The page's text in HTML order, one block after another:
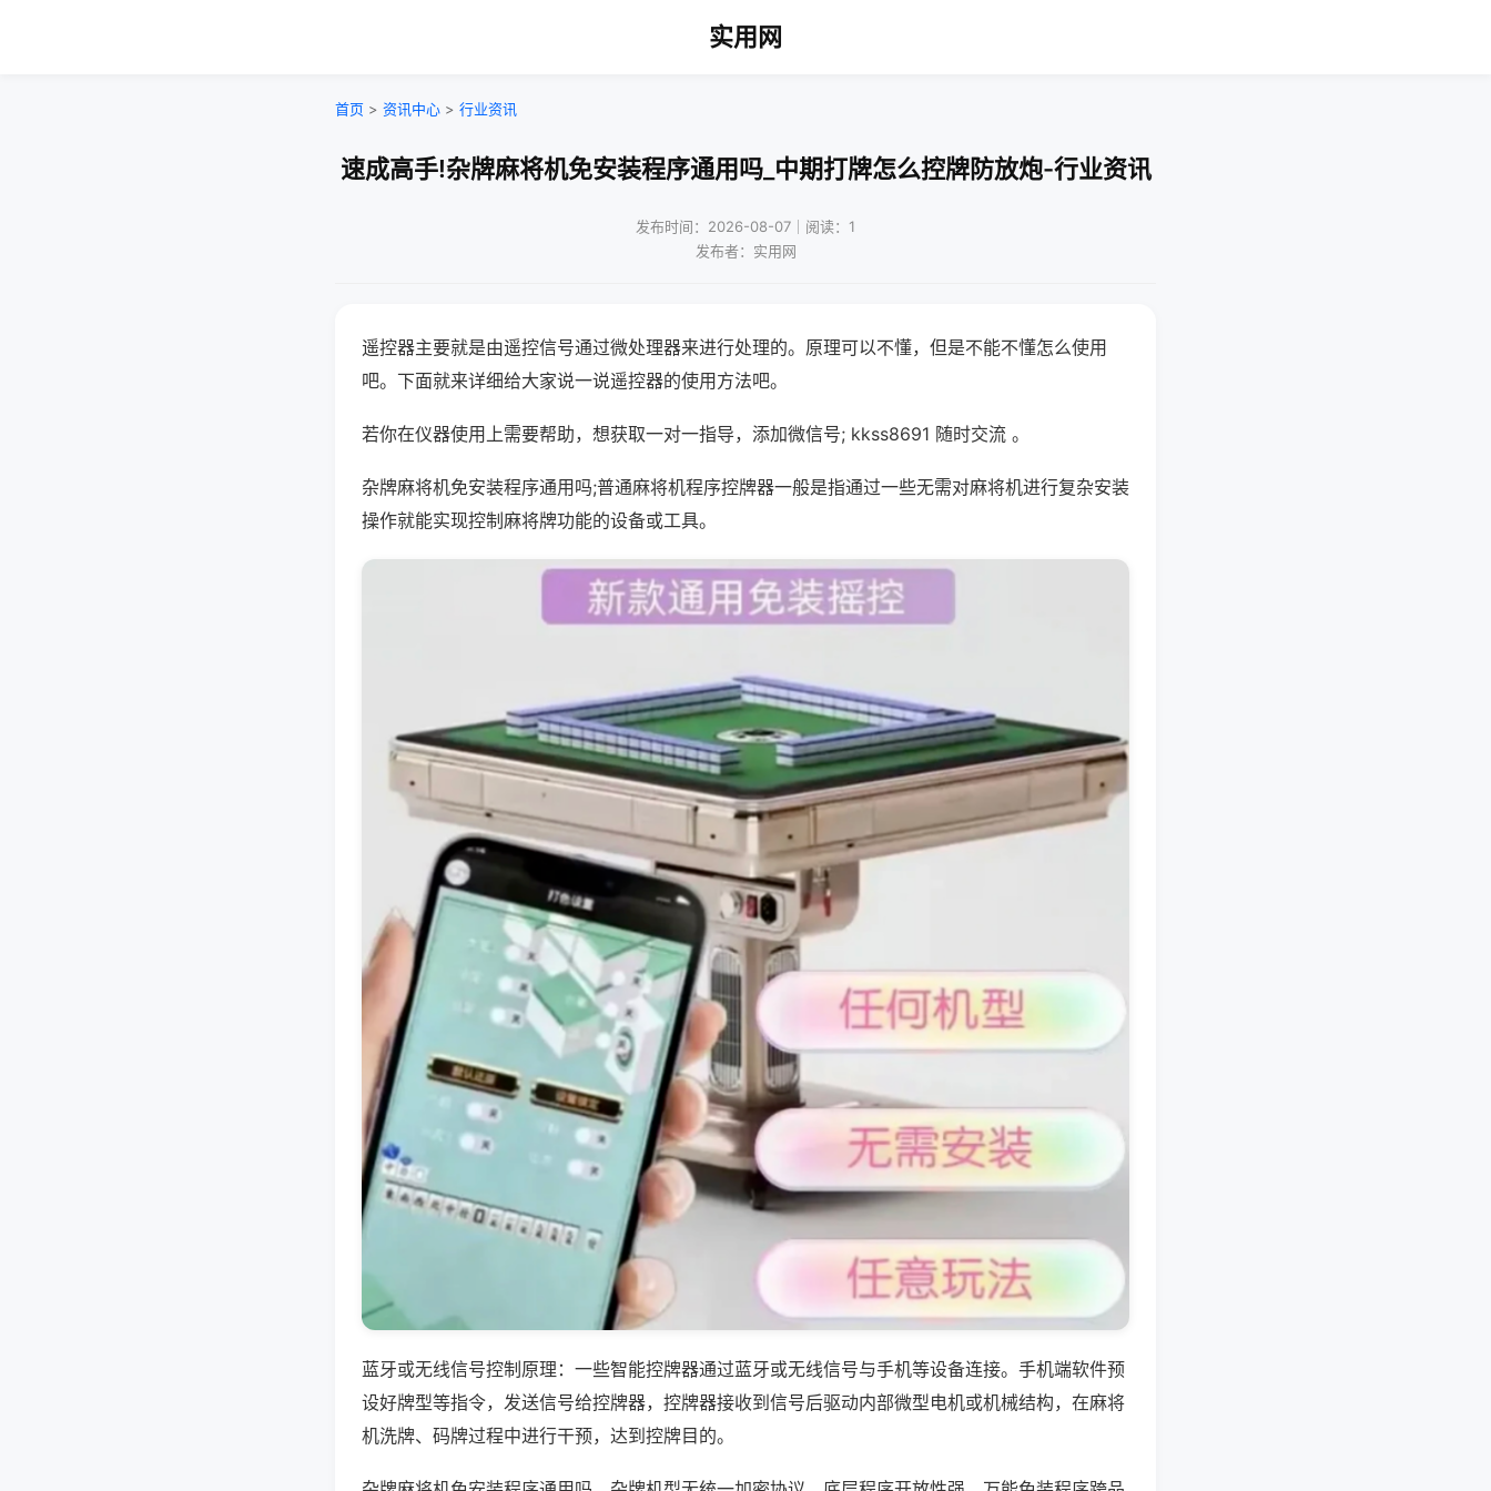
实用网
首页 > 资讯中心 > 行业资讯
速成高手!杂牌麻将机免安装程序通用吗_中期打牌怎么控牌防放炮-行业资讯
发布时间：2026-08-07｜阅读：1
发布者：实用网
遥控器主要就是由遥控信号通过微处理器来进行处理的。原理可以不懂，但是不能不懂怎么使用
吧。下面就来详细给大家说一说遥控器的使用方法吧。
若你在仪器使用上需要帮助，想获取一对一指导，添加微信号; kkss8691 随时交流 。
杂牌麻将机免安装程序通用吗;普通麻将机程序控牌器一般是指通过一些无需对麻将机进行复杂安装
操作就能实现控制麻将牌功能的设备或工具。
蓝牙或无线信号控制原理：一些智能控牌器通过蓝牙或无线信号与手机等设备连接。手机端软件预
设好牌型等指令，发送信号给控牌器，控牌器接收到信号后驱动内部微型电机或机械结构，在麻将
机洗牌、码牌过程中进行干预，达到控牌目的。